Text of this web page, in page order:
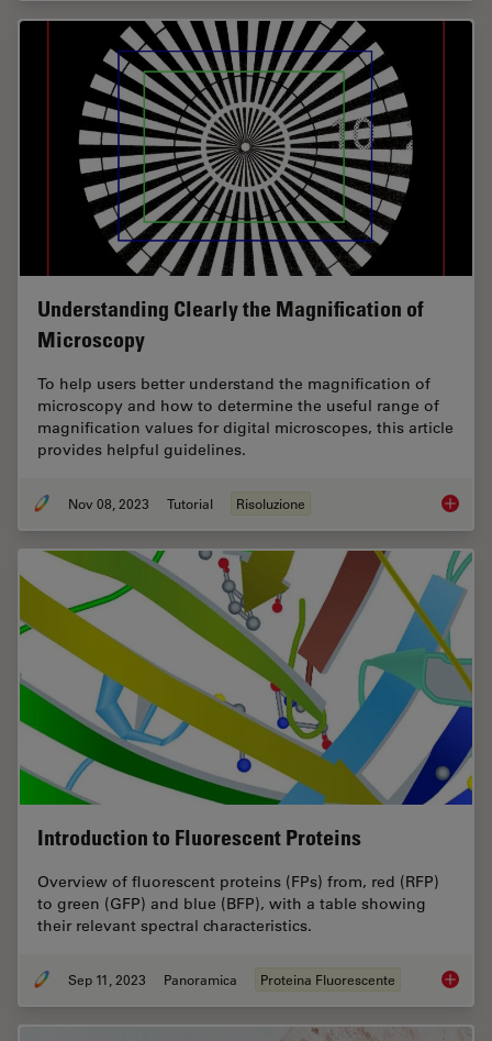
Understanding Clearly the Magnification of
Microscopy
To help users better understand the magnification of
microscopy and how to determine the useful range of
magnification values for digital microscopes, this article
provides helpful guidelines.
Nov 08, 2023 Tutorial Risoluzione
Introduction to Fluorescent Proteins
Overview of fluorescent proteins (FPs) from, red (RFP)
to green (GFP) and blue (BFP), with a table showing
their relevant spectral characteristics.
Sep 11, 2023 Panoramica Proteina Fluorescente